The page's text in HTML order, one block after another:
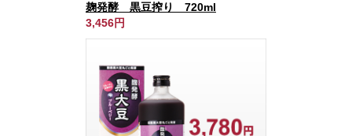
麹発酵 黒豆搾り 720ml
3,456円